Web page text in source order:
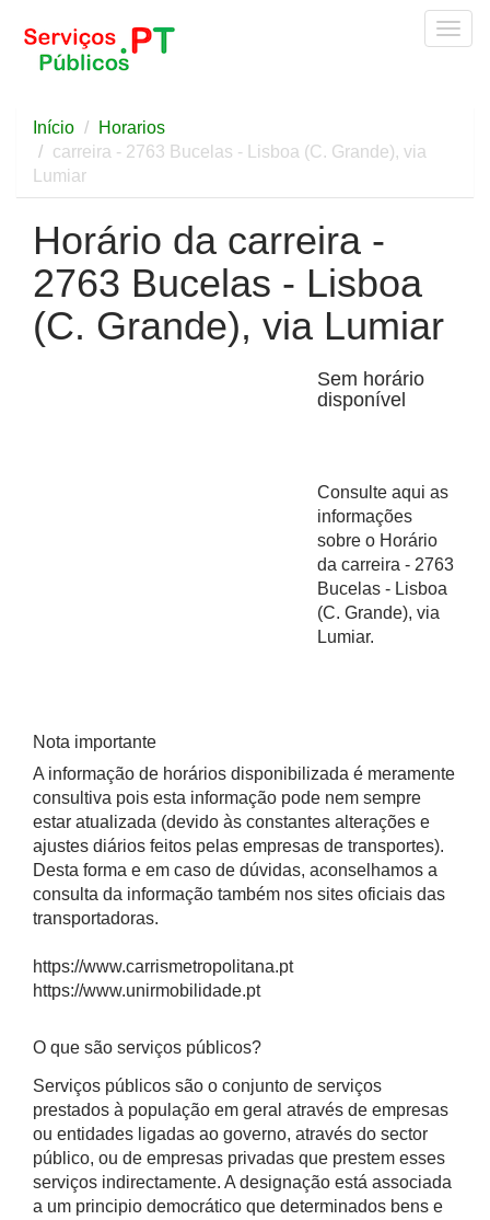
Início
Horarios
carreira - 2763 Bucelas - Lisboa (C. Grande), via
Lumiar
Horário da carreira -
2763 Bucelas - Lisboa
(C. Grande), via Lumiar
Sem horário
disponível
Consulte aqui as
informações
sobre o Horário
da carreira - 2763
Bucelas - Lisboa
(C. Grande), via
Lumiar.
Nota importante
A informação de horários disponibilizada é meramente
consultiva pois esta informação pode nem sempre
estar atualizada (devido às constantes alterações e
ajustes diários feitos pelas empresas de transportes).
Desta forma e em caso de dúvidas, aconselhamos a
consulta da informação também nos sites oficiais das
transportadoras.
https://www.carrismetropolitana.pt
https://www.unirmobilidade.pt
O que são serviços públicos?
Serviços públicos são o conjunto de serviços
prestados à população em geral através de empresas
ou entidades ligadas ao governo, através do sector
público, ou de empresas privadas que prestem esses
serviços indirectamente. A designação está associada
a um principio democrático que determinados bens e